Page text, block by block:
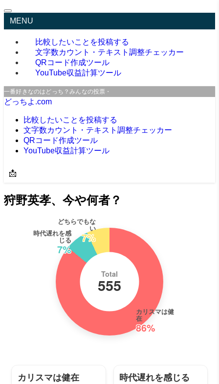
MENU
比較したいことを投稿する
文字数カウント・テキスト調整チェッカー
QRコード作成ツール
YouTube収益計算ツール
一番好きなのはどっち？みんなの投票・口コミサイト
どっちよ.com
比較したいことを投稿する
文字数カウント・テキスト調整チェッカー
QRコード作成ツール
YouTube収益計算ツール
📩
狩野英孝、今や何者？
カリスマは健
在
86%
時代遅れを感
じる
7%
どちらでもな
い
7%
Total
555
カリスマは健在 時代遅れを感じる